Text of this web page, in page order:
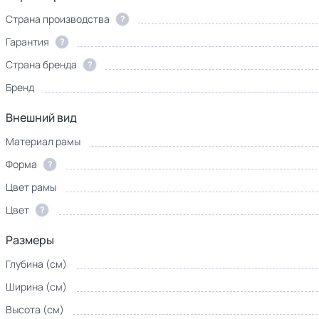
Страна производства ?
Гарантия
?
Страна бренда
?
Бренд
Внешний вид
Материал рамы
Форма
?
Цвет рамы
Цвет
?
Размеры
Глубина (см)
Ширина (см)
Высота (см)